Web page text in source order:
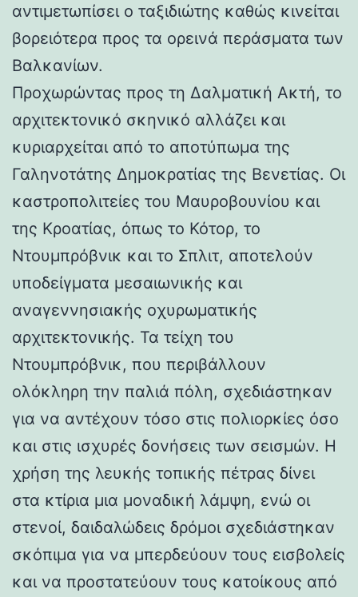
αντιμετωπίσει ο ταξιδιώτης καθώς κινείται
βορειότερα προς τα ορεινά περάσματα των
Βαλκανίων.
Προχωρώντας προς τη Δαλματική Ακτή, το
αρχιτεκτονικό σκηνικό αλλάζει και
κυριαρχείται από το αποτύπωμα της
Γαληνοτάτης Δημοκρατίας της Βενετίας. Οι
καστροπολιτείες του Μαυροβουνίου και
της Κροατίας, όπως το Κότορ, το
Ντουμπρόβνικ και το Σπλιτ, αποτελούν
υποδείγματα μεσαιωνικής και
αναγεννησιακής οχυρωματικής
αρχιτεκτονικής. Τα τείχη του
Ντουμπρόβνικ, που περιβάλλουν
ολόκληρη την παλιά πόλη, σχεδιάστηκαν
για να αντέχουν τόσο στις πολιορκίες όσο
και στις ισχυρές δονήσεις των σεισμών. Η
χρήση της λευκής τοπικής πέτρας δίνει
στα κτίρια μια μοναδική λάμψη, ενώ οι
στενοί, δαιδαλώδεις δρόμοι σχεδιάστηκαν
σκόπιμα για να μπερδεύουν τους εισβολείς
και να προστατεύουν τους κατοίκους από